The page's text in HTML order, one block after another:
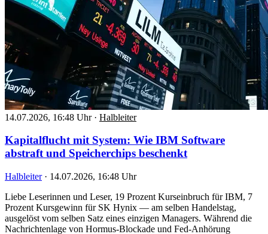
14.07.2026, 16:48 Uhr · Halbleiter
Kapitalflucht mit System: Wie IBM Software
abstraft und Speicherchips beschenkt
Halbleiter · 14.07.2026, 16:48 Uhr
Liebe Leserinnen und Leser, 19 Prozent Kurseinbruch für IBM, 7
Prozent Kursgewinn für SK Hynix — am selben Handelstag,
ausgelöst vom selben Satz eines einzigen Managers. Während die
Nachrichtenlage von Hormus-Blockade und Fed-Anhörung